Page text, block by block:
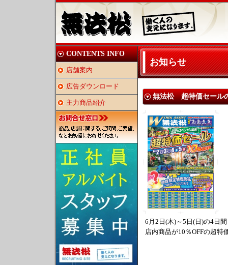
お知らせ
無法松 超特価セール
6月2日(木)～5日(日)の4日間
店内商品が10％OFFの超特
CONTENTS INFO
店舗案内
広告ダウンロード
主力商品紹介